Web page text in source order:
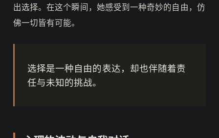
出选择。在这个瞬间，她感受到一种奇妙的自由，仿
佛一切皆有可能。
选择是一种自由的表达，却也伴随着责
任与未知的挑战。